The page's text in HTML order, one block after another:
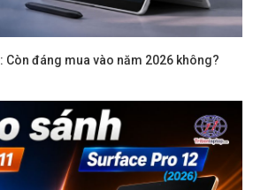
đáng mua vào năm 2026 không?